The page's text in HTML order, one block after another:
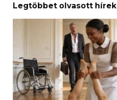
Legtöbbet olvasott hírek